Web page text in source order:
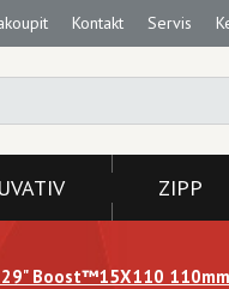
Kontakt Servis
ZIPP
Boost™15X110 110mm